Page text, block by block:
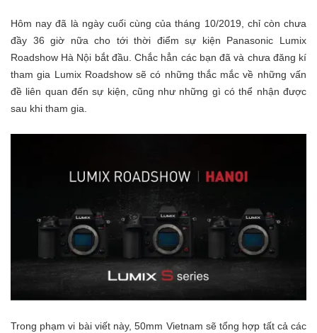
Hôm nay đã là ngày cuối cùng của tháng 10/2019, chỉ còn chưa
đầy 36 giờ nữa cho tới thời điểm sự kiện Panasonic Lumix
Roadshow Hà Nội bắt đầu. Chắc hẳn các bạn đã và chưa đăng kí
tham gia Lumix Roadshow sẽ có những thắc mắc về những vấn
đề liên quan đến sự kiện, cũng như những gì có thể nhận được
sau khi tham gia.
Trong phạm vi bài viết này, 50mm Vietnam sẽ tổng hợp tất cả các